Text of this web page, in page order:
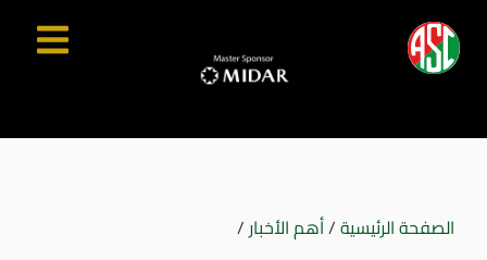
الصفحة الرئيسية/أهم الأخبار/